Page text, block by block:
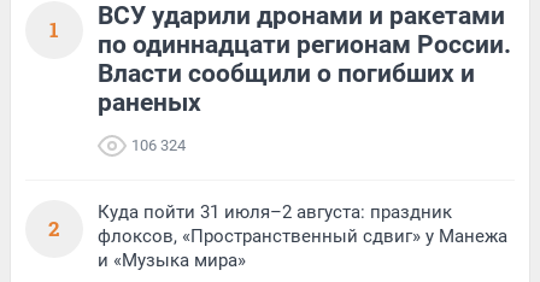
1
ВСУ ударили дронами и ракетами
по одиннадцати регионам России.
Власти сообщили о погибших и
раненых
106 324
2
Куда пойти 31 июля–2 августа: праздник
флоксов, «Пространственный сдвиг» у Манежа
и «Музыка мира»